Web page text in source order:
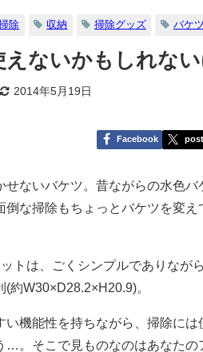
除 収納 掃除グッズ バケツ
えないかもしれな
2014年5月19日
Facebook post
せないバケツ。昔ながらの水色
倒な掃除もちょっとバケツを変
トは、ごくシンプルでありなが
(約W30×D28.2×H20.9)。
い機能性を持ちながら、掃除に
…。そこで見ものなのはあなた